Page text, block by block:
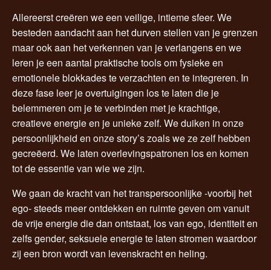
Allereerst creëren we een veilige, intieme sfeer. We
besteden aandacht aan het durven stellen van je grenzen
maar ook aan het verkennen van je verlangens en we
leren je een aantal praktische tools om fysieke en
emotionele blokkades te verzachten en te integreren. In
deze fase leer je overtuigingen los te laten die je
belemmeren om je te verbinden met je krachtige,
creatieve energie en je unieke zelf. We duiken in onze
persoonlijkheid en onze story’s zoals we ze zelf hebben
gecreëerd. We laten overlevingspatronen los en komen
tot de essentie van wie we zijn.
We gaan de kracht van het transpersoonlijke -voorbij het
ego- steeds meer ontdekken en ruimte geven om vanuit
de vrije energie die dan ontstaat, los van ego, identiteit en
zelfs gender, seksuele energie te laten stromen waardoor
zij een bron wordt van levenskracht en heling.